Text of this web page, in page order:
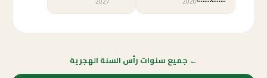
← جميع سنوات رأس السنة الهجرية